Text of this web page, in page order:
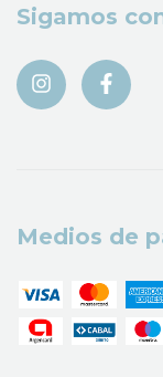
Sigamos
Medios de